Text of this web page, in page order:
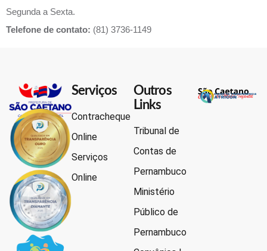
Segunda a Sexta.
Telefone de contato: (81) 3736-1149
Serviços
Contracheque
Online
Serviços
Online
Outros
Links
Tribunal de
Contas de
Pernambuco
Ministério
Público de
Pernambuco